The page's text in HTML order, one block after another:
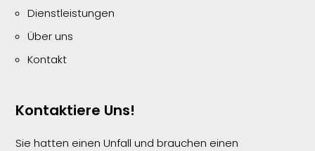
Dienstleistungen
Über uns
Kontakt
Kontaktiere Uns!
Sie hatten einen Unfall und brauchen einen